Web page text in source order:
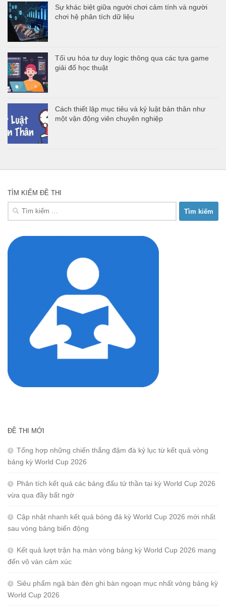
Sự khác biệt giữa người chơi cảm tính và người
chơi hệ phân tích dữ liệu
Tối ưu hóa tư duy logic thông qua các tựa game
giải đố học thuật
Cách thiết lập mục tiêu và kỷ luật bản thân như
một vận động viên chuyên nghiệp
TÌM KIẾM ĐỀ THI
Tìm
ĐỀ THI MỚI
Tổng hợp những chiến thắng đậm đà kỷ lục từ kết quả vòng
bảng kỳ World Cup 2026
Phân tích kết quả các bảng đấu tử thần tại kỳ World Cup 2026
vừa qua đầy bất ngờ
Cập nhật nhanh kết quả bóng đá kỳ World Cup 2026 mới nhất
sau vòng bảng biến động
Kết quả lượt trận hạ màn vòng bảng kỳ World Cup 2026 mang
đến vô vàn cảm xúc
Siêu phẩm ngả bàn đèn ghi bàn ngoạn mục nhất vòng bảng kỳ
World Cup 2026